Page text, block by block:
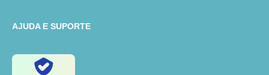
AJUDA E SUPORTE